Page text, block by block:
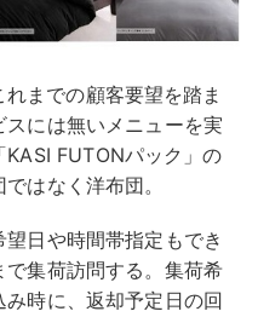
れまでの顧客要望を踏ま
には無いメニューを実
FUTONパック」の
はなく洋布団。
日や時間帯指定もでき
集荷訪問する。集荷希
時に、返却予定日の回